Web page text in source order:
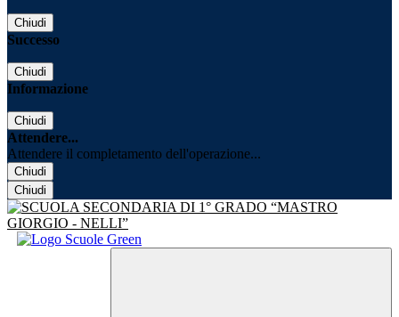
Chiudi
Successo
Chiudi
Informazione
Chiudi
Attendere...
Attendere il completamento dell'operazione...
Chiudi
Chiudi